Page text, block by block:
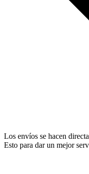
Los envíos se hacen
Esto para dar un mejor